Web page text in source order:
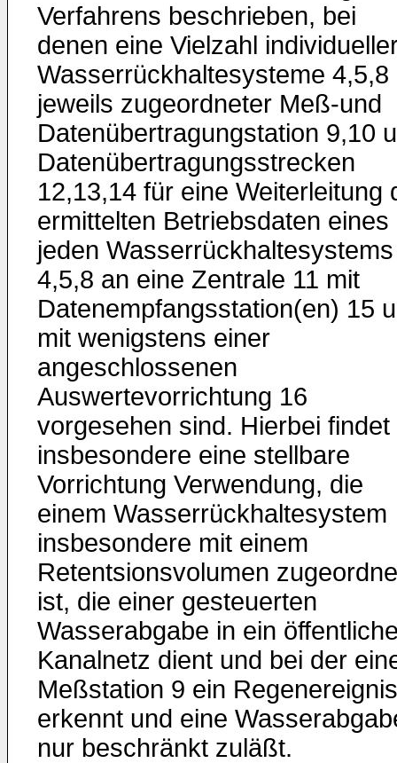
Verfahrens beschrieben, bei
denen eine Vielzahl
Wasserrückhaltesysteme 4,5,8
jeweils zugeordneter Meß-und
Datenübertragungstation 9,10
Datenübertragungsstrecken
12,13,14 für eine Weiterleitung
ermittelten Betriebsdaten eines
jeden Wasserrückhaltesystems
4,5,8 an eine Zentrale 11 mit
Datenempfangsstation(en) 15
mit wenigstens einer
angeschlossenen
Auswertevorrichtung 16
vorgesehen sind. Hierbei findet
insbesondere eine stellbare
Vorrichtung Verwendung, die
einem Wasserrückhaltesystem
insbesondere mit einem
Retentsionsvolumen
ist, die einer gesteuerten
Wasserabgabe in ein
Kanalnetz dient und bei der
Meßstation 9 ein Regenereignis
erkennt und eine
nur beschränkt zuläßt.